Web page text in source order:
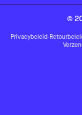
©
Privacybeleid-